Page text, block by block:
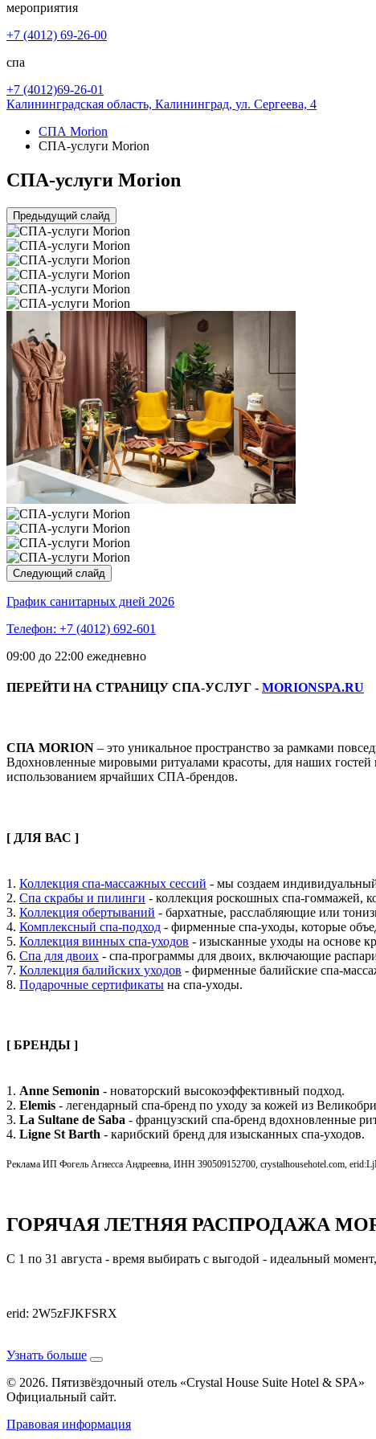
мероприятия
+7 (4012) 69-26-00
спа
+7 (4012)69-26-01
Калининградская область, Калининград, ул. Сергеева, 4
СПА Morion
СПА-услуги Morion
СПА-услуги Morion
Предыдущий слайд
Следующий слайд
График санитарных дней 2026
Телефон: +7 (4012) 692-601
09:00 до 22:00 ежедневно
ПЕРЕЙТИ НА СТРАНИЦУ СПА-УСЛУГ - MORIONSPA.RU
СПА MORION – это уникальное пространство за рамками
Вдохновленные мировыми ритуалами красоты, для наших гостей
использованием ярчайших СПА-брендов.
[ ДЛЯ ВАС ]
1. Коллекция спа-массажных сессий - мы создаем
2. Спа скрабы и пилинги - коллекция роскошных спа-гоммажей,
3. Коллекция обертываний - бархатные, расслабляющие или
4. Комплексный спа-подход - фирменные спа-уходы, которые
5. Коллекция винных спа-уходов - изысканные уходы на основе
6. Спа для двоих - спа-программы для двоих, включающие
7. Коллекция балийских уходов - фирменные балийские спа-
8. Подарочные сертификаты на спа-уходы.
[ БРЕНДЫ ]
1. Anne Semonin - новаторский высокоэффективный подход.
2. Elemis - легендарный спа-бренд по уходу за кожей из
3. La Sultane de Saba - французский спа-бренд вдохновленные
4. Ligne St Barth - карибский бренд для изысканных спа-уходов.
Реклама ИП Фогель Агнесса Андреевна, ИНН 390509152700, crystalhousehotel.com,
ГОРЯЧАЯ ЛЕТНЯЯ РАСПРОДАЖА
С 1 по 31 августа - время выбирать с выгодой - идеальный
erid: 2W5zFJKFSRX
Узнать больше
© 2026. Пятизвёздочный отель «Crystal House Suite Hotel & SPA»
Официальный сайт.
Правовая информация